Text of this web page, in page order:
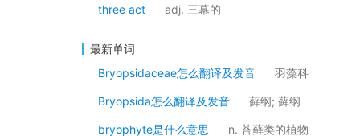
three act adj. 三幕的
最新单词
Bryopsidaceae怎么翻译及发音
羽藻科
Bryopsida怎么翻译及发音 藓纲; 藓纲
bryophyte是什么意思 n. 苔藓类的植物